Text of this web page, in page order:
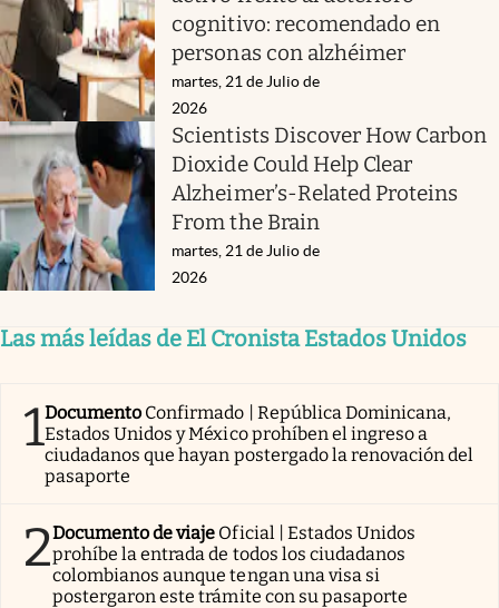
cognitivo: recomendado en
personas con alzhéimer
martes, 21 de Julio de
2026
Scientists Discover How Carbon
Dioxide Could Help Clear
Alzheimer’s-Related Proteins
From the Brain
martes, 21 de Julio de
2026
Las más leídas de El Cronista Estados Unidos
1Documento Confirmado | República Dominicana,
Estados Unidos y México prohíben el ingreso a
ciudadanos que hayan postergado la renovación del
pasaporte
2Documento de viaje Oficial | Estados Unidos
prohíbe la entrada de todos los ciudadanos
colombianos aunque tengan una visa si
postergaron este trámite con su pasaporte